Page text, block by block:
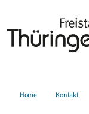
Home Kontakt